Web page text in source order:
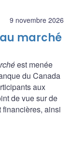
9 novembre 2026
marché
est menée
du Canada
aux
de vue sur de
ainsi